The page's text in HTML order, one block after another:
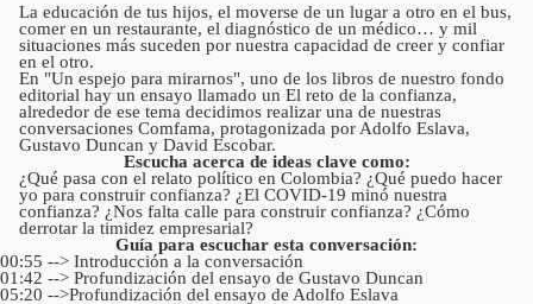
La educación de tus hijos, el moverse de un lugar a otro en el bus,
comer en un restaurante, el diagnóstico de un médico… y mil
situaciones más suceden por nuestra capacidad de creer y confiar
en el otro.
En "Un espejo para mirarnos", uno de los libros de nuestro fondo
editorial hay un ensayo llamado un El reto de la confianza,
alrededor de ese tema decidimos realizar una de nuestras
conversaciones Comfama, protagonizada por Adolfo Eslava,
Gustavo Duncan y David Escobar.
Escucha acerca de ideas clave como:
¿Qué pasa con el relato político en Colombia? ¿Qué puedo hacer
yo para construir confianza? ¿El COVID-19 minó nuestra
confianza? ¿Nos falta calle para construir confianza? ¿Cómo
derrotar la timidez empresarial?
Guía para escuchar esta conversación:
00:55 --> Introducción a la conversación
01:42 --> Profundización del ensayo de Gustavo Duncan
05:20 -->Profundización del ensayo de Adolfo Eslava